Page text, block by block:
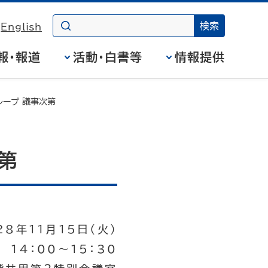
English
・報道 活動・白書等 情報提供
ープ 議事次第
年11月15日（火）
14：00～15：30